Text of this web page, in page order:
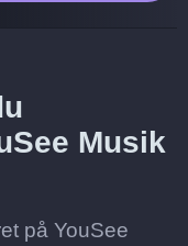
Musik
på YouSee